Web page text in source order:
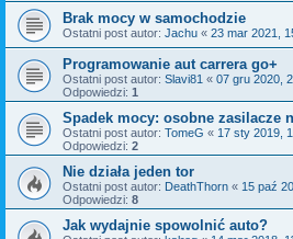
Brak mocy w samochodzie
Ostatni post autor: Jachu « 23 mar 2021,
Programowanie aut carrera go+
Ostatni post autor: Slavi81 « 07 gru 2020,
Odpowiedzi: 1
Spadek mocy: osobne zasilacze
Ostatni post autor: TomeG « 17 sty 2019,
Odpowiedzi: 2
Nie działa jeden tor
Ostatni post autor: DeathThorn « 15 paź
Odpowiedzi: 8
Jak wydajnie spowolnić auto?